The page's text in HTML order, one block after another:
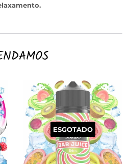
ESGOTADO